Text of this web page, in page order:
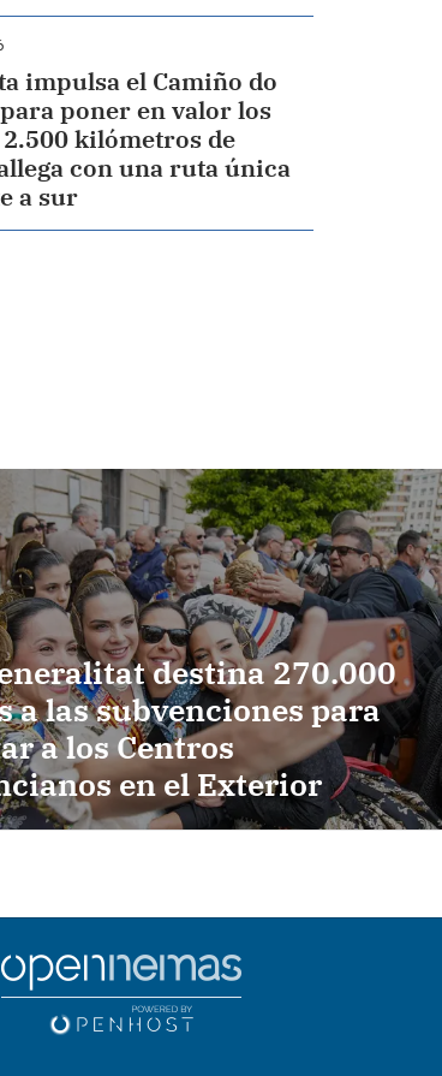
impulsa el Camiño do
poner en valor los
2.500 kilómetros de
con una ruta única
a sur
destina 270.000
a las subvenciones para
a los Centros
en el Exterior